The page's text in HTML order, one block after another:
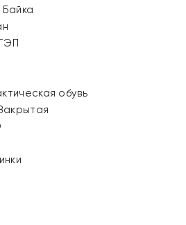
Байка
обувь